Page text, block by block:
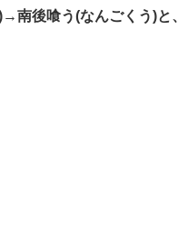
南後喰う(なんごくう)